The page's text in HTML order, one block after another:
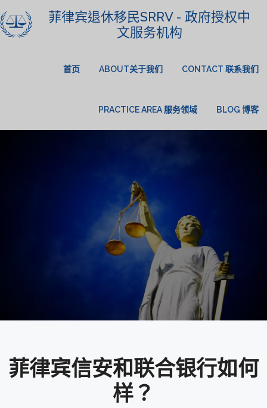
菲律宾退休移民SRRV - 政府授权中
文服务机构
首页 ABOUT关于我们 CONTACT 联系我们
PRACTICE AREA 服务领域 BLOG 博客
菲律宾信安和联合银行如何
样？